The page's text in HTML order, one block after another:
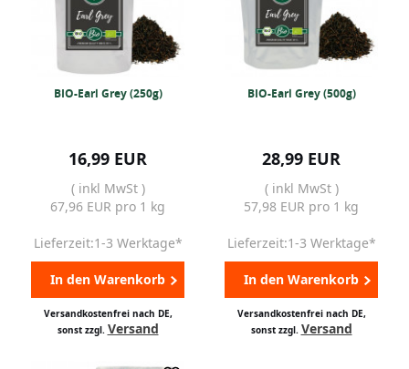
BIO-Earl Grey (250g)
16,99 EUR
( inkl MwSt )
67,96 EUR pro 1 kg
Lieferzeit:1-3 Werktage*
In den Warenkorb
Versandkostenfrei nach DE,
sonst zzgl. Versand
BIO-Earl Grey (500g)
28,99 EUR
( inkl MwSt )
57,98 EUR pro 1 kg
Lieferzeit:1-3 Werktage*
In den Warenkorb
Versandkostenfrei nach DE,
sonst zzgl. Versand